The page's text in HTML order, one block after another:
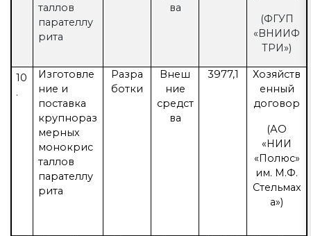
таллов
парателлу
рита
ва
(ФГУП
«ВНИИФ
ТРИ»)
10
.
Изготовле
ние и
поставка
крупнораз
мерных
монокрис
таллов
парателлу
рита
Разра
ботки
Внеш
ние
средст
ва
3977,1
Хозяйств
енный
договор
(АО
«НИИ
«Полюс»
им. М.Ф.
Стельмах
а»)